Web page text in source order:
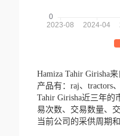
Hamiza Tahir Girisha
产品有：raj、tractors
Tahir Girisha近三年的
易次数、交易数量、
当前公司的采供周期